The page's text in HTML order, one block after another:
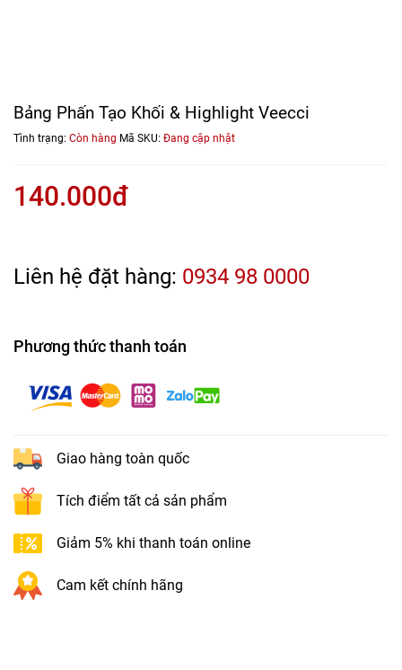
Bảng Phấn Tạo Khối & Highlight Veecci
Tình trạng: Còn hàng Mã SKU: Đang cập nhật
140.000đ
Liên hệ đặt hàng: 0934 98 0000
Phương thức thanh toán
Giao hàng toàn quốc
Tích điểm tất cả sản phẩm
Giảm 5% khi thanh toán online
Cam kết chính hãng